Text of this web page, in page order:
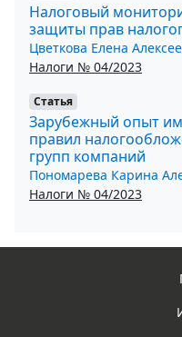
Налоговый
защиты прав
Цветкова Елена
Налоги № 04/2023
Статья
Зарубежный опыт
правил
групп компаний
Пономарева Карина
Налоги № 04/2023